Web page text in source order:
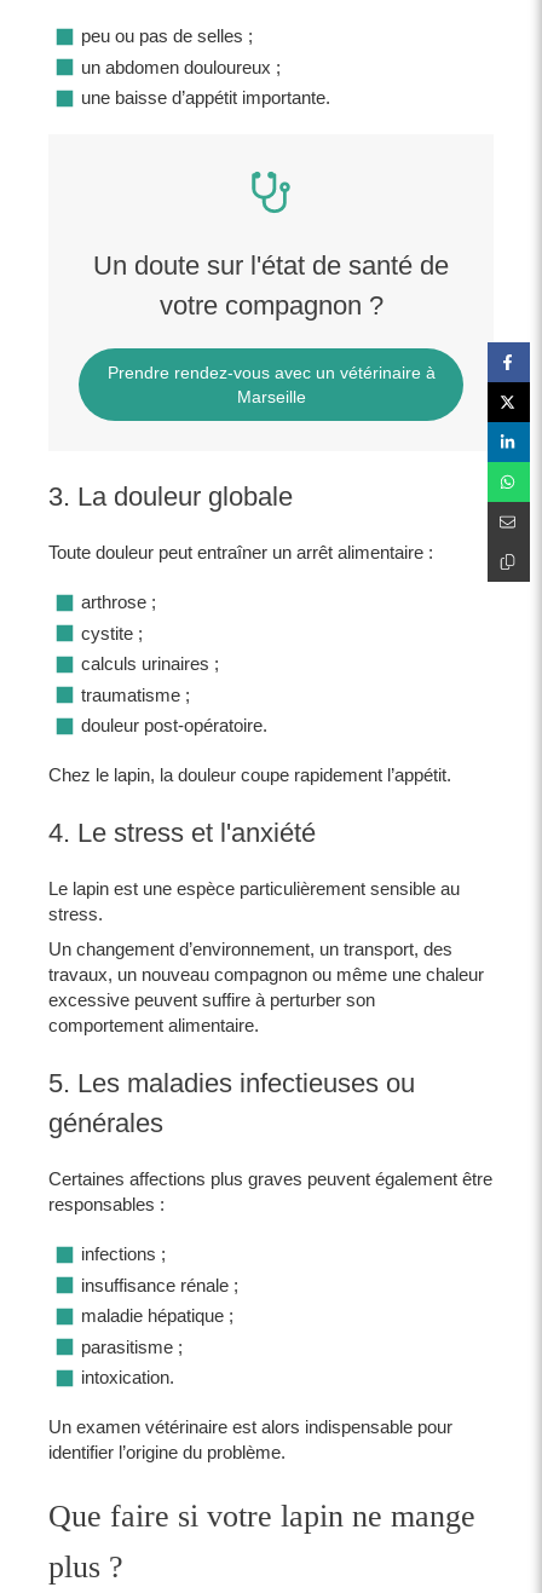
peu ou pas de selles ;
un abdomen douloureux ;
une baisse d’appétit importante.
Un doute sur l'état de santé de
votre compagnon ?
Prendre rendez-vous avec un vétérinaire à
Marseille
3. La douleur globale
Toute douleur peut entraîner un arrêt alimentaire :
arthrose ;
cystite ;
calculs urinaires ;
traumatisme ;
douleur post-opératoire.
Chez le lapin, la douleur coupe rapidement l’appétit.
4. Le stress et l'anxiété
Le lapin est une espèce particulièrement sensible au
stress.
Un changement d’environnement, un transport, des
travaux, un nouveau compagnon ou même une chaleur
excessive peuvent suffire à perturber son
comportement alimentaire.
5. Les maladies infectieuses ou
générales
Certaines affections plus graves peuvent également être
responsables :
infections ;
insuffisance rénale ;
maladie hépatique ;
parasitisme ;
intoxication.
Un examen vétérinaire est alors indispensable pour
identifier l’origine du problème.
Que faire si votre lapin ne mange
plus ?